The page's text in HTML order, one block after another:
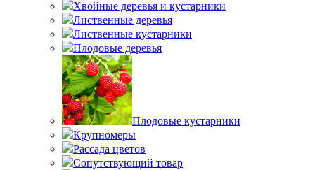
Хвойные деревья и кустарники
Лиственные деревья
Лиственные кустарники
Плодовые деревья
Плодовые кустарники
Крупномеры
Рассада цветов
Сопутствующий товар